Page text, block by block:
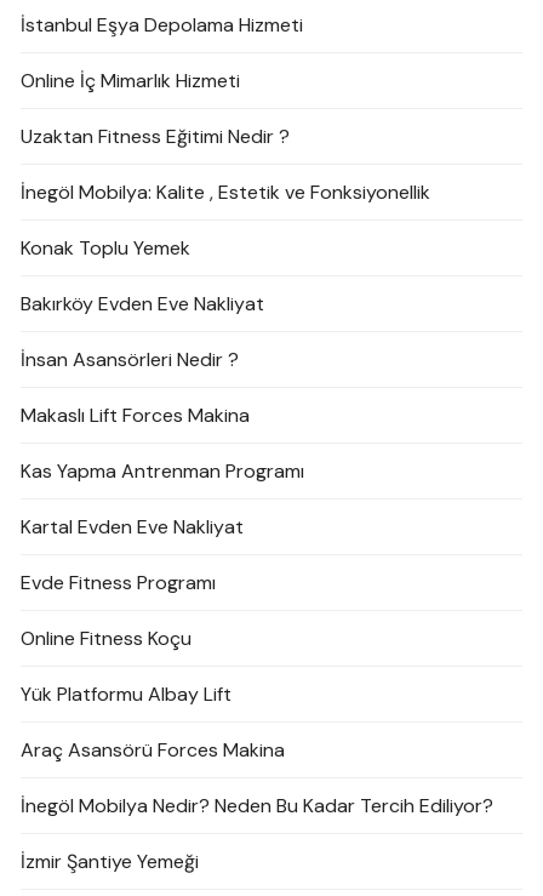
İstanbul Eşya Depolama Hizmeti
Online İç Mimarlık Hizmeti
Uzaktan Fitness Eğitimi Nedir ?
İnegöl Mobilya: Kalite , Estetik ve Fonksiyonellik
Konak Toplu Yemek
Bakırköy Evden Eve Nakliyat
İnsan Asansörleri Nedir ?
Makaslı Lift Forces Makina
Kas Yapma Antrenman Programı
Kartal Evden Eve Nakliyat
Evde Fitness Programı
Online Fitness Koçu
Yük Platformu Albay Lift
Araç Asansörü Forces Makina
İnegöl Mobilya Nedir? Neden Bu Kadar Tercih Ediliyor?
İzmir Şantiye Yemeği